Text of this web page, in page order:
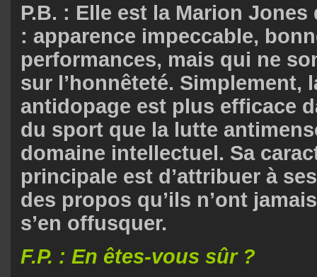
P.B. : Elle est la Marion
: apparence impeccable,
performances, mais qui ne
sur l’honnêteté. Simplement,
antidopage est plus efficace
du sport que la lutte
domaine intellectuel. Sa
principale est d’attribuer à
des propos qu’ils n’ont
s’en offusquer.
F.P. : En êtes-vous sûr ?